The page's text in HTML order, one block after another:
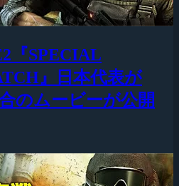
『SPECIAL
』日本代表が
のムービーが公開